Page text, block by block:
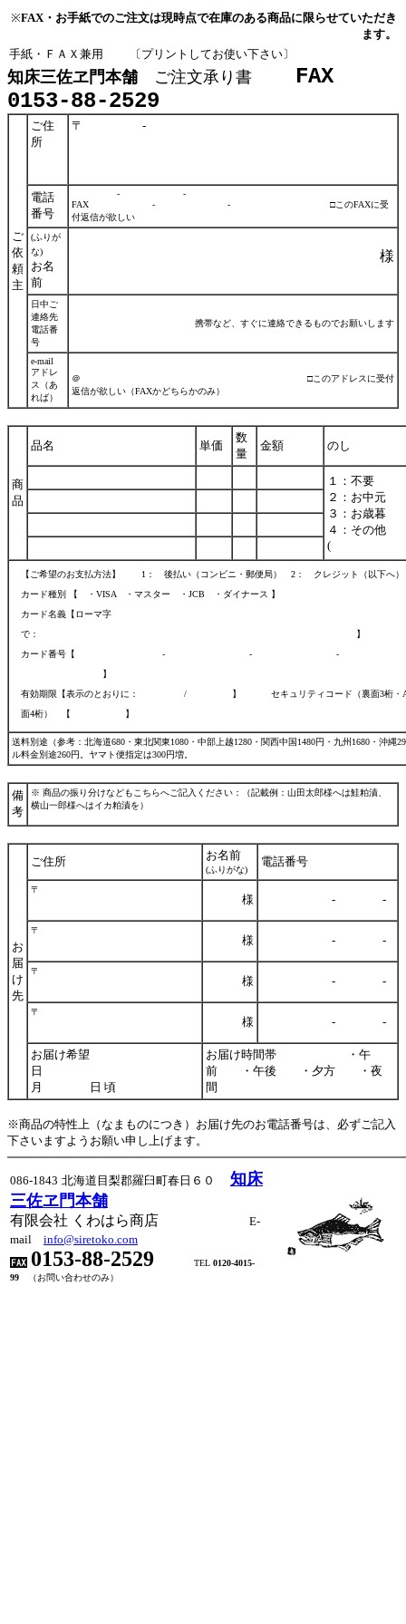
※FAX・お手紙でのご注文は現時点で在庫のある商品に限らせていただき
ます。
手紙・ＦＡＸ兼用 〔プリントしてお使い下さい〕
知床三佐ヱ門本舗 ご注文承り書
FAX
0153-88-2529
ご
依
頼
主
ご住
所
〒 -
電話
番号
- -
FAX - - □このFAXに受
付返信が欲しい
(ふりが
な)
お名
前
様
日中ご
連絡先
電話番
号
携帯など、すぐに連絡できるものでお願いします
e-mail
アドレ
ス（あ
れば）
＠ □このアドレスに受付
返信が欲しい（FAXかどちらかのみ）
商
品
品名 単価
数
量
金額 のし
１：不要
２：お中元
３：お歳暮
４：その他
(
【ご希望のお支払方法】 1： 後払い（コンビニ・郵便局）
2： クレジット（以下
カード種別 【 ・VISA ・マスター ・JCB ・ダイナース 】
カード名義【ローマ字
で： 】
カード番号【 - - -
】
有効期限【表示のとおりに： / 】 セキュリティコード（裏面3桁・
面4桁） 【 】
送料別途（参考：北海道680・東北関東1080・中部上越1280・関西中国1480円・九州1680・沖縄
ル料金別途260円。ヤマト便指定は300円増。
備
考
※ 商品の振り分けなどもこちらへご記入ください：（記載例：山田太郎様へは鮭粕漬、
横山一郎様へはイカ粕漬を）
お
届
け
先
ご住所 お名前
(ふりがな)
電話番号
〒
様 - -
〒
様 - -
〒
様 - -
〒
様 - -
お届け希望
日
月 日 頃
お届け時間帯 ・午
前 ・午後 ・夕方 ・夜
間
※商品の特性上（なまものにつき）お届け先のお電話番号は、必ずご記入
下さいますようお願い申し上げます。
086-1843 北海道目梨郡羅臼町春日６０
知床
三佐ヱ門本舗
有限会社 くわはら商店
E-
mail info@siretoko.com
0153-88-2529 TEL 0120-4015-
99 （お問い合わせのみ）